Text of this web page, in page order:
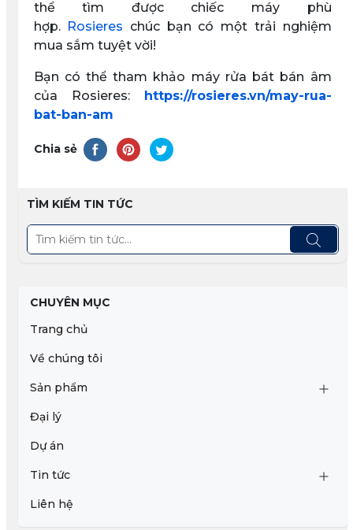
thể tìm được chiếc máy phù
hợp. Rosieres chúc bạn có một trải nghiệm
mua sắm tuyệt vời!
Bạn có thể tham khảo máy rửa bát bán âm
của Rosieres: https://rosieres.vn/may-rua-
bat-ban-am
Chia sẻ
TÌM KIẾM TIN TỨC
CHUYÊN MỤC
Trang chủ
Về chúng tôi
Sản phẩm
Đại lý
Dự án
Tin tức
Liên hệ